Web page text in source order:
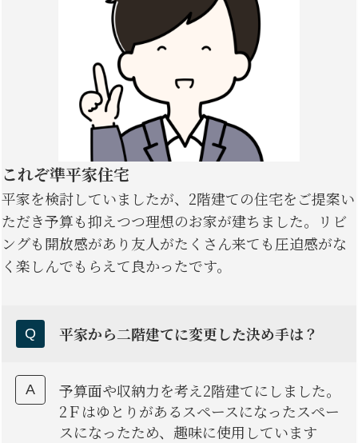
これぞ準平家住宅
平家を検討していましたが、2階建ての住宅をご提案い
ただき予算も抑えつつ理想のお家が建ちました。リビ
ングも開放感があり友人がたくさん来ても圧迫感がな
く楽しんでもらえて良かったです。
平家から二階建てに変更した決め手は？
予算面や収納力を考え2階建てにしました。
2Ｆはゆとりがあるスペースになったスペー
スになったため、趣味に使用しています